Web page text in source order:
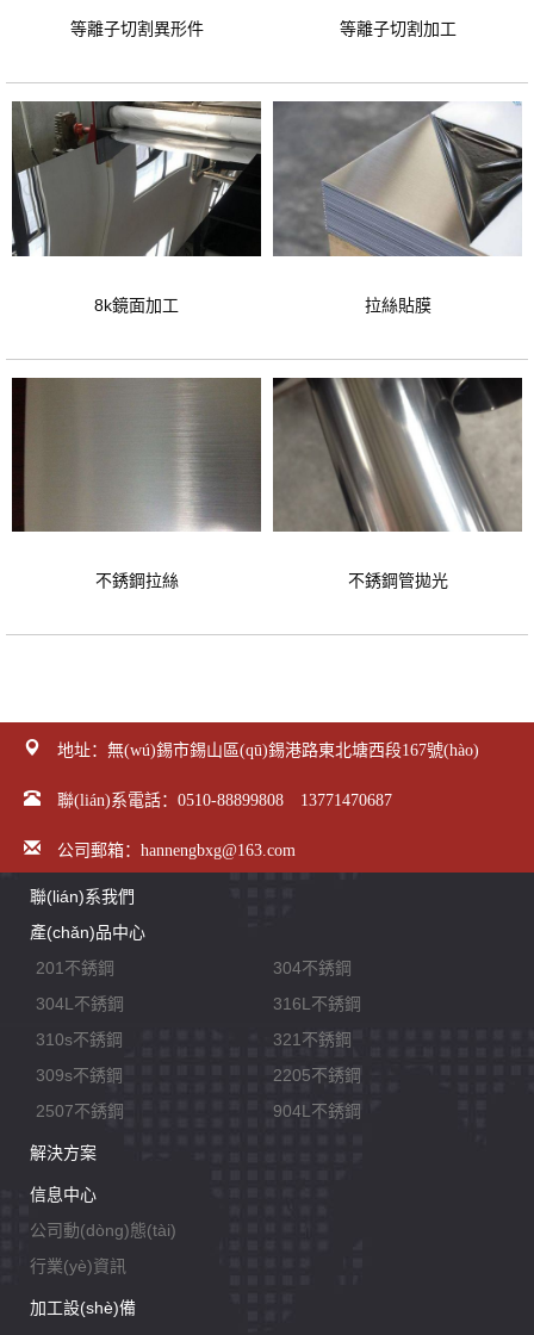
等離子切割異形件 等離子切割加工
8k鏡面加工 拉絲貼膜
不銹鋼拉絲 不銹鋼管拋光
地址：無(wú)錫市錫山區(qū)錫港路東北塘西段167號(hào)
聯(lián)系電話：0510-88899808 13771470687
公司郵箱：hannengbxg@163.com
聯(lián)系我們
產(chǎn)品中心
201不銹鋼
304不銹鋼
304L不銹鋼
316L不銹鋼
310s不銹鋼
321不銹鋼
309s不銹鋼
2205不銹鋼
2507不銹鋼
904L不銹鋼
解決方案
信息中心
公司動(dòng)態(tài)
行業(yè)資訊
加工設(shè)備